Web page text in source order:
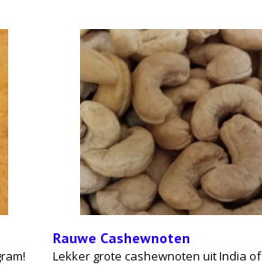
Rauwe Cashewnoten
Lekker grote cashewnoten uit India of